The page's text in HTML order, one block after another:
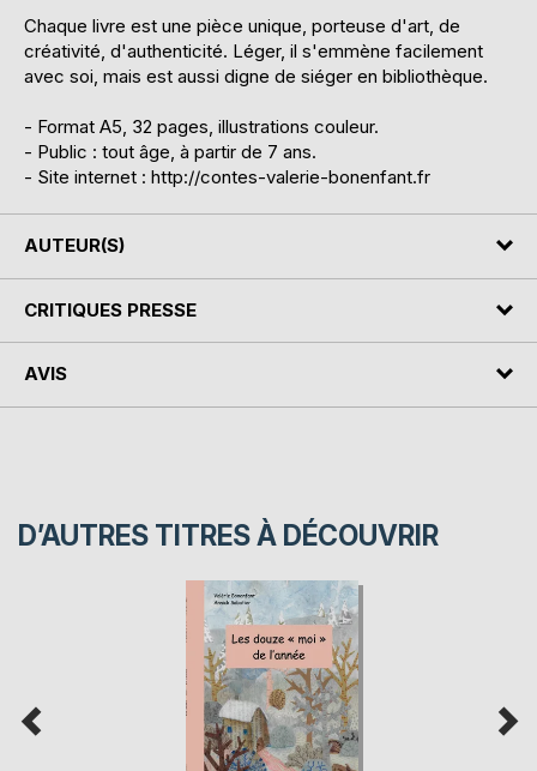
Chaque livre est une pièce unique, porteuse d'art, de
créativité, d'authenticité. Léger, il s'emmène facilement
avec soi, mais est aussi digne de siéger en bibliothèque.
- Format A5, 32 pages, illustrations couleur.
- Public : tout âge, à partir de 7 ans.
- Site internet : http://contes-valerie-bonenfant.fr
AUTEUR(S)
CRITIQUES PRESSE
AVIS
D’AUTRES TITRES À DÉCOUVRIR